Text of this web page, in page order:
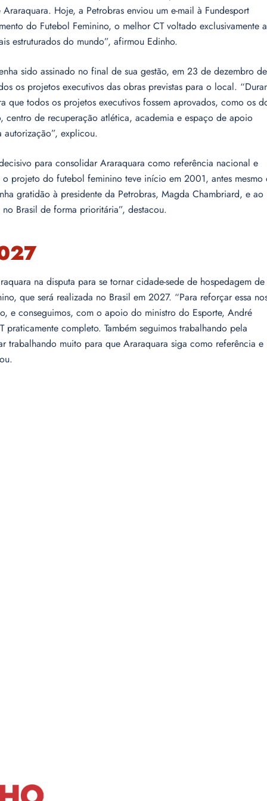
Hoje, a Petrobras enviou um e-mail à Fundesport
do Futebol Feminino, o melhor CT voltado exclusivamente
estruturados do mundo”, afirmou Edinho.
sido assinado no final de sua gestão, em 23 de dezembro de
os projetos executivos das obras previstas para o local.
que todos os projetos executivos fossem aprovados, como os
centro de recuperação atlética, academia e espaço de apoio
autorização”, explicou.
para consolidar Araraquara como referência nacional e
projeto do futebol feminino teve início em 2001, antes mesmo
gratidão à presidente da Petrobras, Magda Chambriard, e ao
Brasil de forma prioritária”, destacou.
na disputa para se tornar cidade-sede de hospedagem de
que será realizada no Brasil em 2027. “Para reforçar essa
e conseguimos, com o apoio do ministro do Esporte, André
completo. Também seguimos trabalhando pela
trabalhando muito para que Araraquara siga como referência e